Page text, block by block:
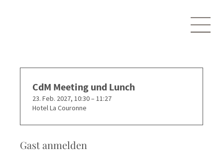
Gast anmelden
CdM Meeting und Lunch
23. Feb. 2027, 10:30 – 11:27
Hotel La Couronne